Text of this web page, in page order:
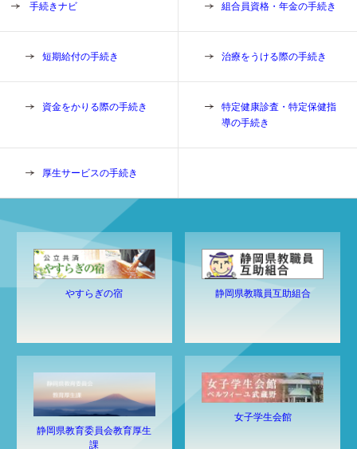
手続きナビ 組合員資格・年金の手続き
短期給付の手続き 治療をうける際の手続き
資金をかりる際の手続き
特定健康診査・特定保健指
導の手続き
厚生サービスの手続き
やすらぎの宿 静岡県教職員互助組合
静岡県教育委員会教育厚生
課
女子学生会館